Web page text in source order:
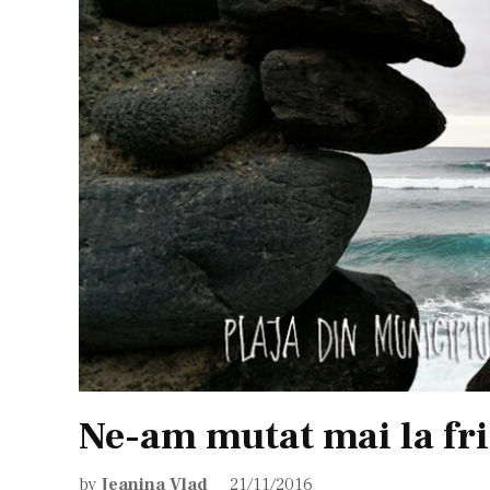
Ne-am mutat mai la
by Jeanina Vlad 21/11/2016